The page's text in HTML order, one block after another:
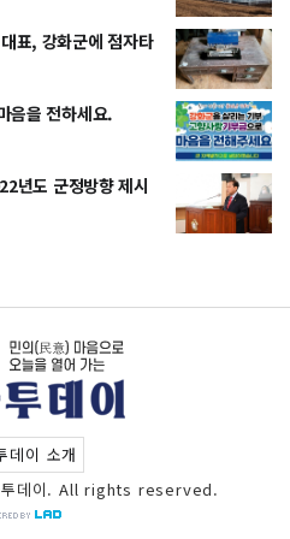
표, 강화군에 점자타
음을 전하세요.
년도 군정방향 제시
데이 소개
데이. All rights reserved.